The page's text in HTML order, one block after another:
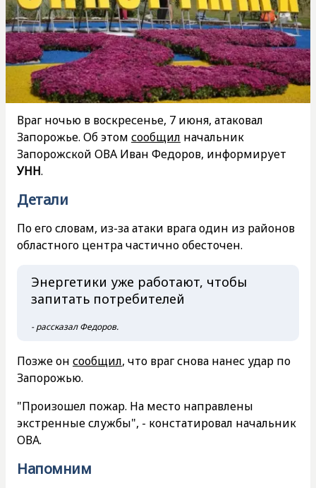
Враг ночью в воскресенье, 7 июня, атаковал
Запорожье. Об этом сообщил начальник
Запорожской ОВА Иван Федоров, информирует
УНН.
Детали
По его словам, из-за атаки врага один из районов
областного центра частично обесточен.
Энергетики уже работают, чтобы
запитать потребителей
- рассказал Федоров.
Позже он сообщил, что враг снова нанес удар по
Запорожью.
"Произошел пожар. На место направлены
экстренные службы", - констатировал начальник
ОВА.
Напомним